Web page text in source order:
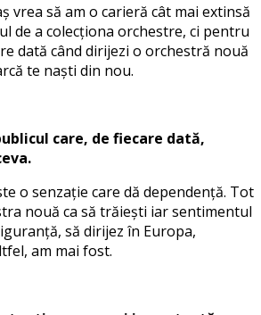
vrea să am o carieră cât mai extinsă
de a colecționa orchestre, ci pentru
dată când dirijezi o orchestră nouă
te naști din nou.
care, de fiecare dată,
o senzație care dă dependență. Tot
nouă ca să trăiești iar sentimentul
să dirijez în Europa,
am mai fost.